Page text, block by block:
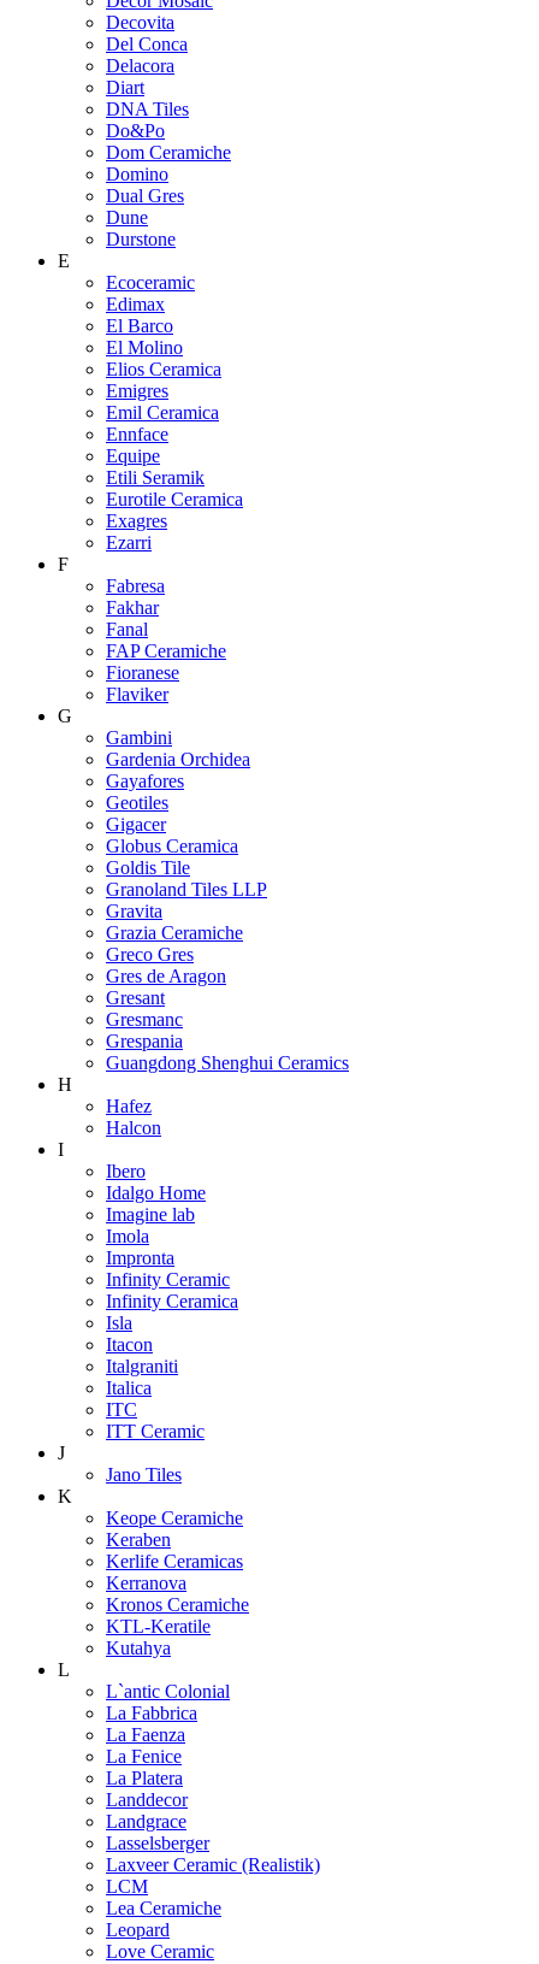
Decovita
Del Conca
Delacora
Diart
DNA Tiles
Do&Po
Dom Ceramiche
Domino
Dual Gres
Dune
Durstone
E
Ecoceramic
Edimax
El Barco
El Molino
Elios Ceramica
Emigres
Emil Ceramica
Ennface
Equipe
Etili Seramik
Eurotile Ceramica
Exagres
Ezarri
F
Fabresa
Fakhar
Fanal
FAP Ceramiche
Fioranese
Flaviker
G
Gambini
Gardenia Orchidea
Gayafores
Geotiles
Gigacer
Globus Ceramica
Goldis Tile
Granoland Tiles LLP
Gravita
Grazia Ceramiche
Greco Gres
Gres de Aragon
Gresant
Gresmanc
Grespania
Guangdong Shenghui Ceramics
H
Hafez
Halcon
I
Ibero
Idalgo Home
Imagine lab
Imola
Impronta
Infinity Ceramic
Infinity Ceramica
Isla
Itacon
Italgraniti
Italica
ITC
ITT Ceramic
J
Jano Tiles
K
Keope Ceramiche
Keraben
Kerlife Ceramicas
Kerranova
Kronos Ceramiche
KTL-Keratile
Kutahya
L
L`antic Colonial
La Fabbrica
La Faenza
La Fenice
La Platera
Landdecor
Landgrace
Lasselsberger
Laxveer Ceramic (Realistik)
LCM
Lea Ceramiche
Leopard
Love Ceramic